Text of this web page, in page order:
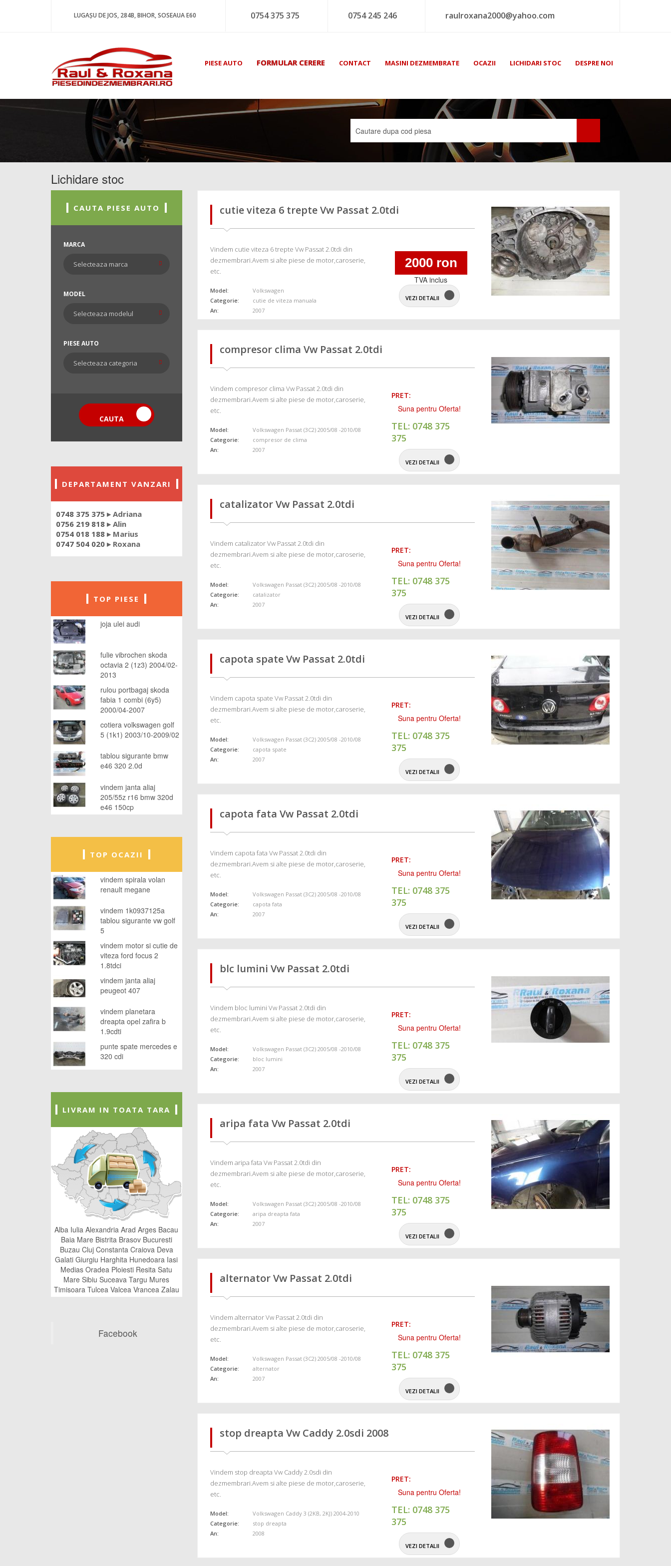
LUGAȘU DE JOS, 284B, BIHOR, SOSEAUA E60 0754 375 375 0754 245 246 raulroxana2000@yahoo.com
PIESE AUTO FORMULAR CERERE CONTACT MASINI DEZMEMBRATE OCAZII LICHIDARI STOC DESPRE NOI
Lichidare stoc
CAUTA PIESE AUTO
MARCA
MODEL
PIESE AUTO
CAUTA
DEPARTAMENT VANZARI
0748 375 375 ▸ Adriana
0756 219 818 ▸ Alin
0754 018 188 ▸ Marius
0747 504 020 ▸ Roxana
TOP PIESE
joja ulei audi
fulie vibrochen skoda
octavia 2 (1z3) 2004/02-
2013
rulou portbagaj skoda
fabia 1 combi (6y5)
2000/04-2007
cotiera volkswagen golf
5 (1k1) 2003/10-2009/02
tablou sigurante bmw
e46 320 2.0d
vindem janta aliaj
205/55z r16 bmw 320d
e46 150cp
TOP OCAZII
vindem spirala volan
renault megane
vindem 1k0937125a
tablou sigurante vw golf
5
vindem motor si cutie de
viteza ford focus 2
1.8tdci
vindem janta aliaj
peugeot 407
vindem planetara
dreapta opel zafira b
1.9cdti
punte spate mercedes e
320 cdi
LIVRAM IN TOATA TARA
Alba Iulia Alexandria Arad Arges Bacau
Baia Mare Bistrita Brasov Bucuresti
Buzau Cluj Constanta Craiova Deva
Galati Giurgiu Harghita Hunedoara Iasi
Medias Oradea Ploiesti Resita Satu
Mare Sibiu Suceava Targu Mures
Timisoara Tulcea Valcea Vrancea Zalau
Facebook
cutie viteza 6 trepte Vw Passat 2.0tdi
Vindem cutie viteza 6 trepte Vw Passat 2.0tdi din
dezmembrari.Avem si alte piese de motor,caroserie,
etc.
Model:
Categorie:
An:
Volkswagen
cutie de viteza manuala
2007
2000 ron
TVA inclus
VEZI DETALII
compresor clima Vw Passat 2.0tdi
Vindem compresor clima Vw Passat 2.0tdi din
dezmembrari.Avem si alte piese de motor,caroserie,
etc.
Model:
Categorie:
An:
Volkswagen Passat (3C2) 2005/08 -2010/08
compresor de clima
2007
PRET:
Suna pentru Oferta!
TEL: 0748 375
375
VEZI DETALII
catalizator Vw Passat 2.0tdi
Vindem catalizator Vw Passat 2.0tdi din
dezmembrari.Avem si alte piese de motor,caroserie,
etc.
Model:
Categorie:
An:
Volkswagen Passat (3C2) 2005/08 -2010/08
catalizator
2007
PRET:
Suna pentru Oferta!
TEL: 0748 375
375
VEZI DETALII
capota spate Vw Passat 2.0tdi
Vindem capota spate Vw Passat 2.0tdi din
dezmembrari.Avem si alte piese de motor,caroserie,
etc.
Model:
Categorie:
An:
Volkswagen Passat (3C2) 2005/08 -2010/08
capota spate
2007
PRET:
Suna pentru Oferta!
TEL: 0748 375
375
VEZI DETALII
capota fata Vw Passat 2.0tdi
Vindem capota fata Vw Passat 2.0tdi din
dezmembrari.Avem si alte piese de motor,caroserie,
etc.
Model:
Categorie:
An:
Volkswagen Passat (3C2) 2005/08 -2010/08
capota fata
2007
PRET:
Suna pentru Oferta!
TEL: 0748 375
375
VEZI DETALII
blc lumini Vw Passat 2.0tdi
Vindem bloc lumini Vw Passat 2.0tdi din
dezmembrari.Avem si alte piese de motor,caroserie,
etc.
Model:
Categorie:
An:
Volkswagen Passat (3C2) 2005/08 -2010/08
bloc lumini
2007
PRET:
Suna pentru Oferta!
TEL: 0748 375
375
VEZI DETALII
aripa fata Vw Passat 2.0tdi
Vindem aripa fata Vw Passat 2.0tdi din
dezmembrari.Avem si alte piese de motor,caroserie,
etc.
Model:
Categorie:
An:
Volkswagen Passat (3C2) 2005/08 -2010/08
aripa dreapta fata
2007
PRET:
Suna pentru Oferta!
TEL: 0748 375
375
VEZI DETALII
alternator Vw Passat 2.0tdi
Vindem alternator Vw Passat 2.0tdi din
dezmembrari.Avem si alte piese de motor,caroserie,
etc.
Model:
Categorie:
An:
Volkswagen Passat (3C2) 2005/08 -2010/08
alternator
2007
PRET:
Suna pentru Oferta!
TEL: 0748 375
375
VEZI DETALII
stop dreapta Vw Caddy 2.0sdi 2008
Vindem stop dreapta Vw Caddy 2.0sdi din
dezmembrari.Avem si alte piese de motor,caroserie,
etc.
Model:
Categorie:
An:
Volkswagen Caddy 3 (2KB, 2KJ) 2004-2010
stop dreapta
2008
PRET:
Suna pentru Oferta!
TEL: 0748 375
375
VEZI DETALII